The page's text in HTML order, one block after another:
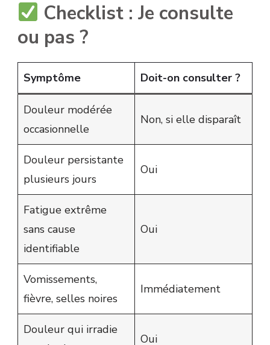
Checklist : Je consulte
ou pas ?
Symptôme Doit-on consulter ?
Douleur modérée
occasionnelle
Non, si elle disparaît
Douleur persistante
plusieurs jours
Oui
Fatigue extrême
sans cause
identifiable
Oui
Vomissements,
fièvre, selles noires
Immédiatement
Douleur qui irradie
Oui